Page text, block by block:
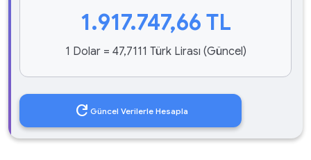
1.917.747,66 TL
1 Dolar = 47,7111 Türk Lirası (Güncel)
refresh Güncel Verilerle Hesapla